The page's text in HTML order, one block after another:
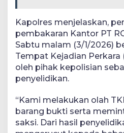
Kapolres menjelaskan,
pembakaran Kantor PT
Sabtu malam (3/1/2026)
Tempat Kejadian Perkara
oleh pihak kepolisian
penyelidikan.
“Kami melakukan olah
barang bukti serta
saksi. Dari hasil